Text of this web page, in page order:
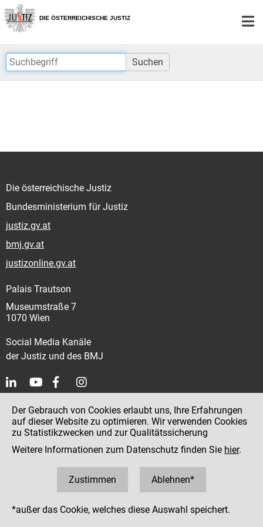
Zur
Hauptnavigation
[1]
Zum
Inhalt
[2]
DIE ÖSTERREICHISCHE JUSTIZ
Suchen
Die österreichische Justiz
Bundesministerium für Justiz
justiz.gv.at
bmj.gv.at
justizonline.gv.at
Palais Trautson
Museumstraße 7
1070 Wien
Social Media Kanäle
der Justiz und des BMJ
Impressum
Datenschutz
Barrierefreiheit
Hinweisgeber:innenplattform (für Mitarbeiter:innen)
Der Gebrauch von Cookies erlaubt uns, Ihre Erfahrungen
auf dieser Website zu optimieren. Wir verwenden Cookies
zu Statistikzwecken und zur Qualitätssicherung
Weitere Informationen zum Datenschutz finden Sie hier.
Zustimmen Ablehnen*
*außer das Cookie, welches diese Auswahl speichert.